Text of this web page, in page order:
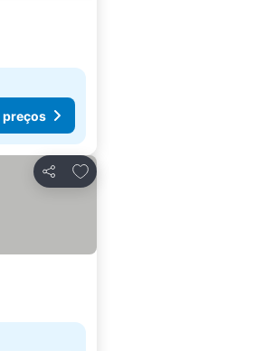
preços
Partilhar
Adicionar aos favoritos